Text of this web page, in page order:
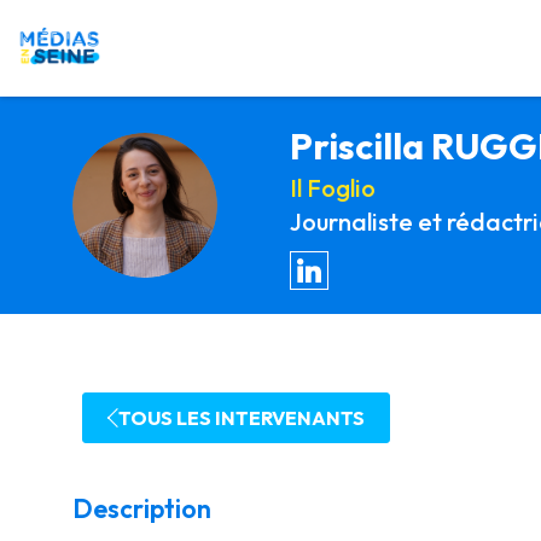
PR
Priscilla
Il Foglio
Journaliste et
TOUS LES INTERVENANTS
Description